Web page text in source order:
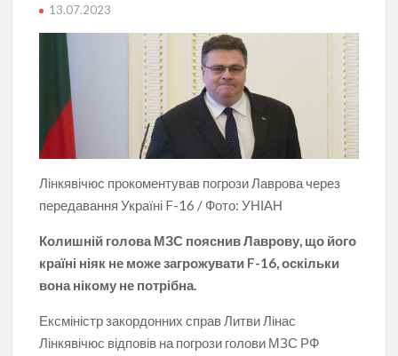
13.07.2023
Лінкявічюс прокоментував погрози Лаврова через
передавання Україні F-16 / Фото: УНІАН
Колишній голова МЗС пояснив Лаврову, що його
країні ніяк не може загрожувати F-16, оскільки
вона нікому не потрібна.
Ексміністр закордонних справ Литви Лінас
Лінкявічюс відповів на погрози голови МЗС РФ